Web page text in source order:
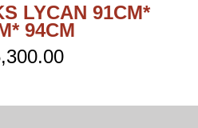
LYCAN 91CM*
94CM